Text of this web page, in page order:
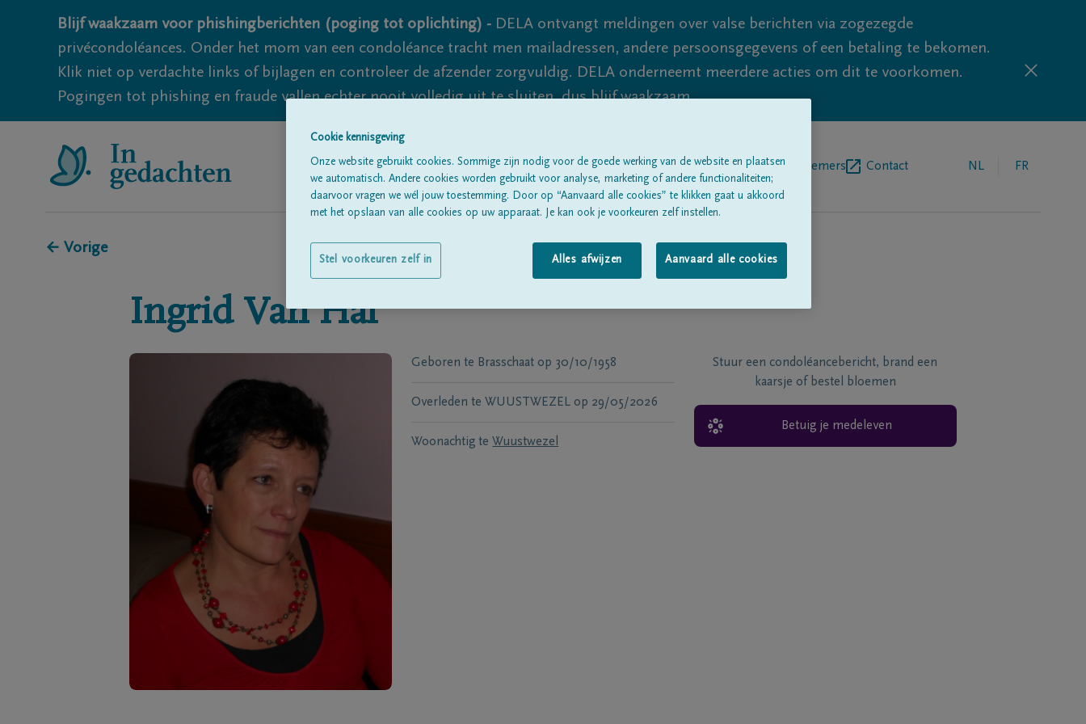
Blijf waakzaam voor phishingberichten (poging tot oplichting) - DELA ontvangt meldingen over valse berichten via zogezegde
privécondoléances. Onder het mom van een condoléance tracht men mailadressen, andere persoonsgegevens of een betaling te bekomen.
Klik niet op verdachte links of bijlagen en controleer de afzender zorgvuldig. DELA onderneemt meerdere acties om dit te voorkomen.
Pogingen tot phishing en fraude vallen echter nooit volledig uit te sluiten, dus blijf waakzaam.
Alle rouwberichtenOver onsBegrafenisondernemers Contact NL FR
← Vorige
Ingrid Van Hal
Geboren te Brasschaat op 30/10/1958
Overleden te WUUSTWEZEL op 29/05/2026
Woonachtig te Wuustwezel
Stuur een condoléancebericht, brand een
kaarsje of bestel bloemen
Betuig je medeleven
Cookie kennisgeving
Onze website gebruikt cookies. Sommige zijn nodig voor de goede werking van de website en plaatsen
we automatisch. Andere cookies worden gebruikt voor analyse, marketing of andere functionaliteiten;
daarvoor vragen we wél jouw toestemming. Door op “Aanvaard alle cookies” te klikken gaat u akkoord
met het opslaan van alle cookies op uw apparaat. Je kan ook je voorkeuren zelf instellen.
Alles afwijzen Aanvaard alle cookies
Stel voorkeuren zelf in